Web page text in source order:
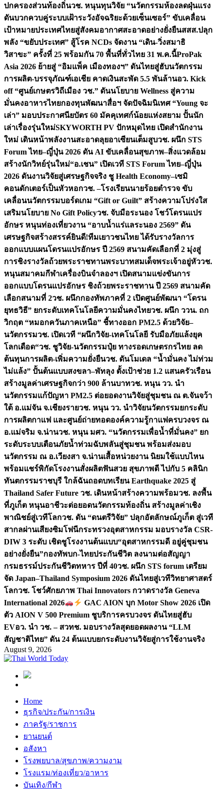
ปกครองส่วนท้องถิ่นวช. หนุนทุนวิจัย “นวัตกรรมห้องลดฝุ่นแรง
ดันบวกควบคู่ระบบเฝ้าระวังอัจฉริยะด้วยเซ็นเซอร์” ขับเคลื่อน
เป้าหมายประเทศไทยสู่สังคมอากาศสะอาดอย่างยั่งยืนสสส.ปลุก
พลัง “ขยับประเทศ” สู้โรค NCDs จัดงาน “เดิน-วิ่งสมาธิ
วิสาขะ” ครั้งที่ 25 พร้อมกัน 70 พื้นที่ทั่วไทย 31 พ.ค.นี้ProPak
Asia 2026 ย้ายสู่ “อิมแพ็ค เมืองทองฯ” ดันไทยสู่ฮับนวัตกรรม
การผลิต-บรรจุภัณฑ์เอเชีย คาดเงินสะพัด 5.5 พันล้านอว. Kick
off “ศูนย์เกษตรวิถีเมือง วช.” ดันนโยบาย Wellness สู่ความ
มั่นคงอาหารไทยกองทุนพัฒนาสื่อฯ จัดปัจฉิมนิเทศ “Young จะ
เล่า” มอบประกาศนียบัตร 60 มัคคุเทศก์น้อยแห่งสยาม ปั้นนัก
เล่าเรื่องรุ่นใหม่SKYWORTH PV ปักหมุดไทย เปิดสำนักงาน
ใหม่ เดินหน้าพลังงานสะอาดลุยอาเซียนเต็มสูบวช. ผนึก STS
Forum ไทย–ญี่ปุ่น 2026 ดัน AI ขับเคลื่อนสุขภาพ–สิ่งแวดล้อม
สร้างนักวิทย์รุ่นใหม่“อ.เชน” เปิดเวที STS Forum ไทย–ญี่ปุ่น
2026 ดันงานวิจัยสู่เศรษฐกิจจริง ชู Health Economy–เซมิ
คอนดักเตอร์เป็นหัวหอกวช. –โรงเรียนนายร้อยตำรวจ ขับ
เคลื่อนนวัตกรรมบอร์ดเกม “Gift or Guilt” สร้างความโปร่งใส
เสริมนโยบาย No Gift Policyวช. จับมือระนอง โชว์โดรนแปร
อักษร หนุนท่องเที่ยวงาน “อาบน้ำแร่แลระนอง 2569” ดัน
เศรษฐกิจสร้างสรรค์ยินดี!ทีมเยาวชนไทย ได้รับรางวัลการ
ออกแบบแผนโดรนแปรอักษร ปี 2569 สนามคัดเลือกที่ 2 มุ่งสู่
การชิงรางวัลถ้วยพระราชทานพระบาทสมเด็จพระเจ้าอยู่หัววช.
หนุนสมาคมกีฬาเครื่องบินจำลองฯ เปิดสนามแข่งขันการ
ออกแบบโดรนแปรอักษร ชิงถ้วยพระราชทาน ปี 2569 สนามคัด
เลือกสนามที่ 2วช. ผนึกกองทัพภาคที่ 2 เปิดศูนย์พัฒนา “โดรน
ยุทธวิธี” ยกระดับเทคโนโลยีความมั่นคงไทยวช. ผนึก ววน. ถก
วิกฤต “หมอกควันภาคเหนือ” ชี้ทางออก PM2.5 ด้วยวิจัย–
นวัตกรรมวช. เปิดเวที “ผนึกวิจัย-เทคโนโลยี รับมือภัยแล้งยุค
โลกเดือด“วช. ชูวิจัย-นวัตกรรมปุ๋ย ทางรอดเกษตรกรไทย ลด
ต้นทุนการผลิต-เพิ่มความยั่งยืนวช. ดันโมเดล “น้ำมั่นคง ไม่ท่วม
ไม่แล้ง” ปั้นต้นแบบสงขลา–พัทลุง ตั้งเป้าช่วย 1.2 แสนครัวเรือน
สร้างมูลค่าเศรษฐกิจกว่า 900 ล้านบาทวช. หนุน วว. นำ
นวัตกรรมแก้ปัญหา PM2.5 ต่อยอดงานวิจัยสู่ชุมชน ณ ต.จันจว้า
ใต้ อ.แม่จัน จ.เชียงรายวช. หนุน วว. นำวิจัยนวัตกรรมยกระดับ
การผลิตกาแฟ และศูนย์ถ่ายทอดองค์ความรู้กาแฟครบวงจร ณ
อ.แม่จริม จ.น่านวช. หนุน มศว. “นวัตกรรมเพื่อน้ำที่มั่นคง” ยก
ระดับระบบเตือนภัยน้ำท่วมฉับพลันสู่ชุมชน พร้อมส่งมอบ
นวัตกรรม ณ อ.เวียงสา จ.น่านเสื้อหน่วยงาน นิยมใช้แบบไหน
พร้อมแชร์พิกัดโรงงานสั่งผลิตฟันสวย สุขภาพดี ไปกับ 5 คลินิก
ทันตกรรมราชบุรี ใกล้ฉันถอดบทเรียน Earthquake 2025 สู่
Thailand Safer Future วช. เดินหน้าสร้างความพร้อมวช. ลงพื้น
ที่ภูเก็ต หนุนอาชีวะต่อยอดนวัตกรรมท้องถิ่น สร้างมูลค่าเชิง
พาณิชย์สู่เวทีโลกวช. ดัน “ดนตรีวิจัย” ปลุกอัตลักษณ์ภูเก็ต สู่เวที
สากลผ่านเสียงซิมโฟนีกระทรวงอุตสาหกรรม มอบรางวัล CSR-
DIW 3 ระดับ เชิดชูโรงงานต้นแบบ“อุตสาหกรรมดี อยู่คู่ชุมชน
อย่างยั่งยืน”กองทัพบก-ไทยประกันชีวิต ลงนามต่อสัญญา
กรมธรรม์ประกันชีวิตทหาร ปีที่ 40วช. ผนึก STS forum เตรียม
จัด Japan–Thailand Symposium 2026 ดันไทยสู่เวทีวิทยาศาสตร์
โลกวช. โชว์ศักยภาพ Thai Innovators กวาดรางวัล Geneva
International 2026
GAC AION บุก Motor Show 2026 เปิด
ตัว AION V 500 Premium ชูบริการครบวงจร ดันไทยสู่ฮับ
EVอว. นำ วช. – สวทช. มอบรางวัลสุดยอดผลงาน “LLM
สัญชาติไทย” ดัน 24 ต้นแบบยกระดับงานวิจัยสู่การใช้งานจริง
August 9, 2026
Home
ธุรกิจ/ประกัน/การเงิน
ภาครัฐ/ราชการ
ยานยนต์
อสังหา
โรงพยบาล/สุขภาพ/ความงาม
โรงแรม/ท่องเที่ยว/อาหาร
บันเทิง/กีฬา